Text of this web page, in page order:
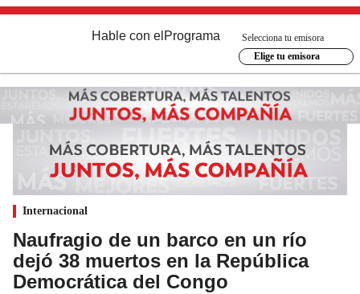
Hable con el Programa
Selecciona tu emisora
Elige tu emisora
Internacional
Naufragio de un barco en un río
dejó 38 muertos en la República
Democrática del Congo